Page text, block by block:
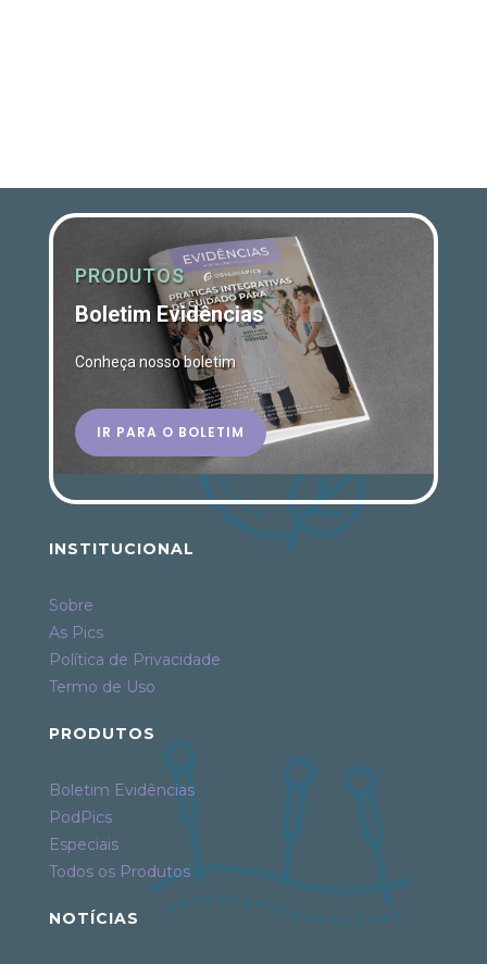
PRODUTOS
Boletim Evidências
Conheça nosso boletim
IR PARA O BOLETIM
INSTITUCIONAL
Sobre
As Pics
Política de Privacidade
Termo de Uso
PRODUTOS
Boletim Evidências
PodPics
Especiais
Todos os Produtos
NOTÍCIAS